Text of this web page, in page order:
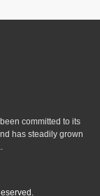
committed to its
has steadily grown